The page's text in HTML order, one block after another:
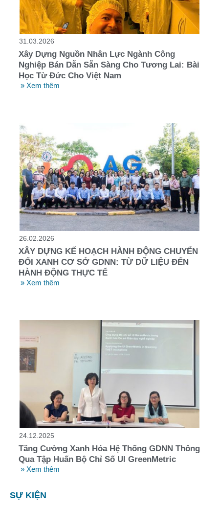
31.03.2026
Xây Dựng Nguồn Nhân Lực Ngành Công
Nghiệp Bán Dẫn Sẵn Sàng Cho Tương Lai: Bài
Học Từ Đức Cho Việt Nam
» Xem thêm
26.02.2026
XÂY DỰNG KẾ HOẠCH HÀNH ĐỘNG CHUYỂN
ĐỔI XANH CƠ SỞ GDNN: TỪ DỮ LIỆU ĐẾN
HÀNH ĐỘNG THỰC TẾ
» Xem thêm
24.12.2025
Tăng Cường Xanh Hóa Hệ Thống GDNN Thông
Qua Tập Huấn Bộ Chỉ Số UI GreenMetric
» Xem thêm
SỰ KIỆN